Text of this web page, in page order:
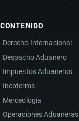
CONTENIDO
Derecho Internacional
Despacho Aduanero
Impuestos Aduaneros
Incoterms
Merceología
Operaciones Aduaneras